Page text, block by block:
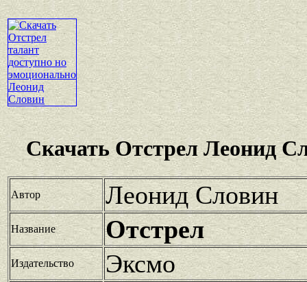
Скачать Отстрел Леонид
Автор Леонид Словин
Название Отстрел
Издательство Эксмо